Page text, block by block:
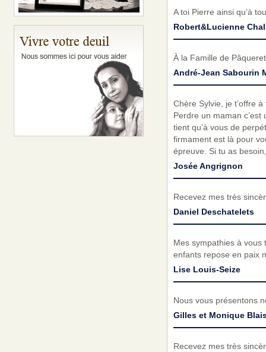
A toi Pierre ainsi qu’à
Robert&Lucienne
À la Famille de
André-Jean Sabourin
Chère Sylvie, je t’offre
Perdre un maman c’est
tient qu’à vous de
firmament est là pour
épreuve. Si tu as
Josée Angrignon
Recevez mes très
Daniel Deschatelets
Mes sympathies à vous
enfants repose en paix
Lise Louis-Seize
Nous vous présentons
Gilles et Monique
Recevez mes très